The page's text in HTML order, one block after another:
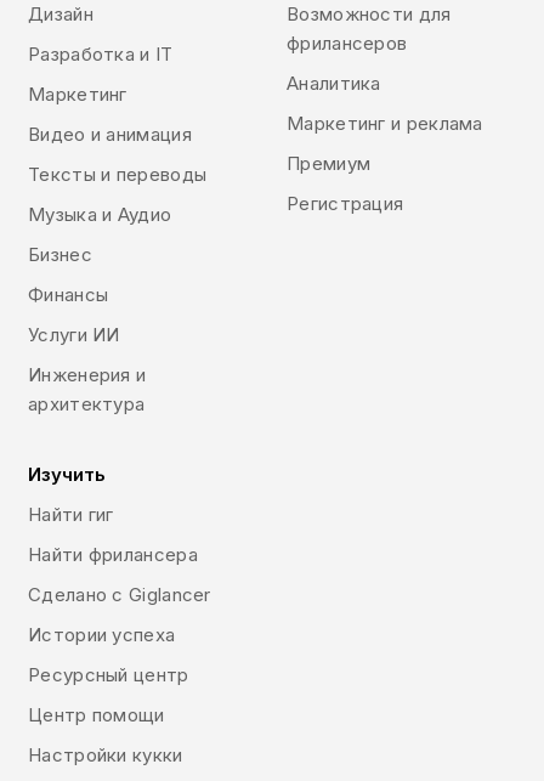
Дизайн
Разработка и IT
Маркетинг
Видео и анимация
Тексты и переводы
Музыка и Аудио
Бизнес
Финансы
Услуги ИИ
Инженерия и
архитектура
Возможности для
фрилансеров
Аналитика
Маркетинг и реклама
Премиум
Регистрация
Изучить
Найти гиг
Найти фрилансера
Сделано с Giglancer
Истории успеха
Ресурсный центр
Центр помощи
Настройки кукки